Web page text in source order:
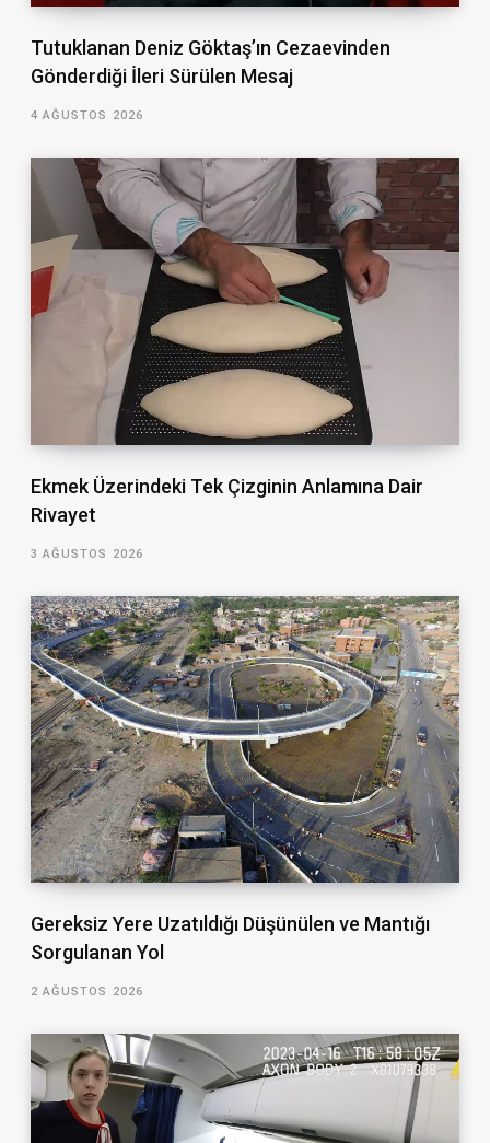
Tutuklanan Deniz Göktaş’ın Cezaevinden
Gönderdiği İleri Sürülen Mesaj
4 AĞUSTOS 2026
Ekmek Üzerindeki Tek Çizginin Anlamına Dair
Rivayet
3 AĞUSTOS 2026
Gereksiz Yere Uzatıldığı Düşünülen ve Mantığı
Sorgulanan Yol
2 AĞUSTOS 2026